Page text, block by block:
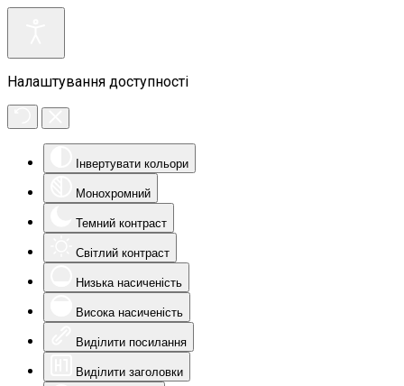
Налаштування доступності
Інвертувати кольори
Монохромний
Темний контраст
Світлий контраст
Низька насиченість
Висока насиченість
Виділити посилання
Виділити заголовки